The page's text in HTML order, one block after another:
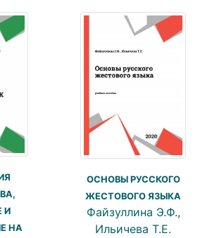
И
НА
ОСНОВЫ РУССКОГО
ЖЕСТОВОГО ЯЗЫКА
Файзуллина Э.Ф.,
Ильичева Т.Е.